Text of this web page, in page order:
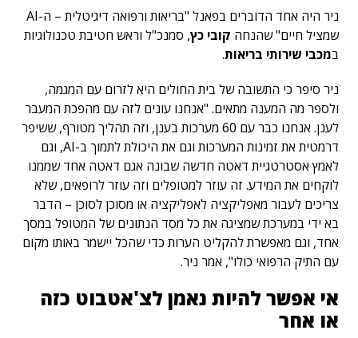
ניר היה אחד הדוברים בפאנל "בריאות ורפואה דיגיטלית – ה-AI
שמציל חיים" שהנחה קובי כץ, סמנכ"ל וראש חטיבת טכנולוגיות
במכבי שירותי בריאות.
ניר סיפר כי התשובה של בית החולים היא לזרום עם המגמה,
ולספר מה המענה מתאים. "אנחנו עונים לזה עם מהפכת המעבר
לענן. אנחנו כבר עם 60 מערכות בענן, וזה תהליך מטורף, ששיפר
דרמטית את זמינות המערכות וגם את היכולת לתמוך ב-AI, וגם
לאמץ אסטרטגיית דאטה חדשה שבונה אגם דאטה אחד שממנו
לוקחים את המידע. זה עוזר למטופלים וזה עוזר לרופאים, שלא
צריכים לעבור מאפליקציה לאפליקציה או מסוכן לסוכן – הדבר
בא ידי במערכת שמציגה את כל מסד הנתונים של המטופל במסך
אחד, וגם מאפשרת להקליט הערות כדי שהכל יישמר באותו מקום
עם התיק הרפואי כולו", אמר ניר.
אי אפשר להיות נאמן לצ'אטבוט כזה
או אחר